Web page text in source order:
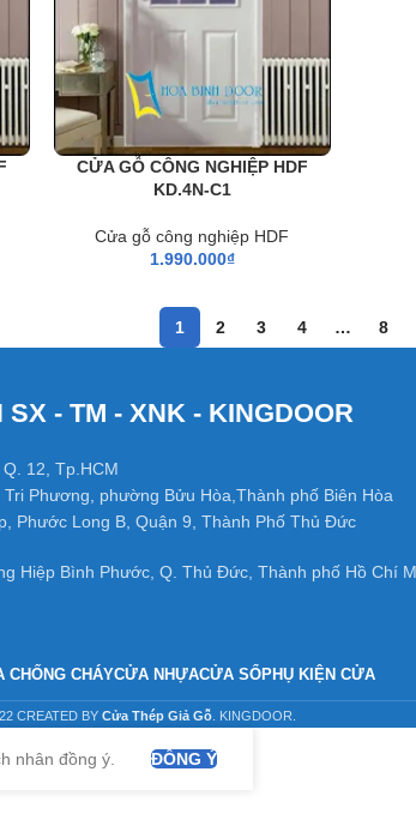
CỬA GỖ CÔNG NGHIỆP HDF
KD.4N-C1
Cửa gỗ công nghiệp HDF
1.990.000₫
1 2 3 4 … 8
- TM - XNK - KINGDOOR
12, Tp.HCM
Phương, phường Bửu Hòa,Thành phố Biên Hòa
Phước Long B, Quận 9, Thành Phố Thủ Đức
Hiệp Bình Phước, Q. Thủ Đức, Thành phố Hồ Chí
CHỐNG CHÁYCỬA NHỰACỬA SỔPHỤ KIỆN CỬA
CREATED BY Cửa Thép Giả Gỗ . KINGDOOR.
nhân đồng ý. ĐỒNG Ý